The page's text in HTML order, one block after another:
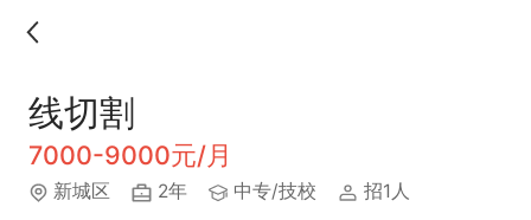
线切割
7000-9000元/月
新城区 2年 中专/技校 招1人